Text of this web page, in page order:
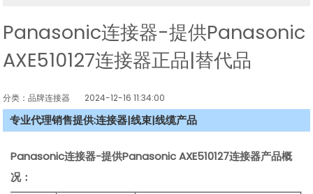
Panasonic连接器-提供Panasonic
AXE510127连接器正品|替代品
分类：品牌连接器 2024-12-16 11:34:00
专业代理销售提供:连接器|线束|线缆产品
Panasonic连接器-提供Panasonic AXE510127连接器产品概
况：